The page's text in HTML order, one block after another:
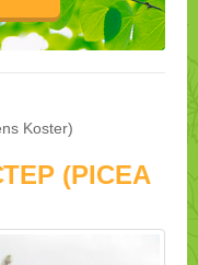
Koster)
(PICEA